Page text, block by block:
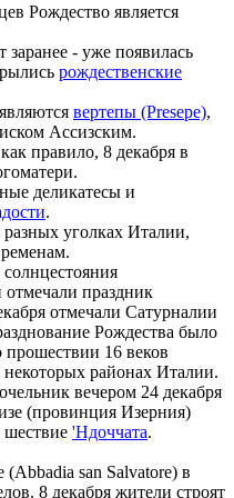
Рождество является
заранее - уже появилась
рождественские
вертепы (Presepe),
Ассизским.
правило, 8 декабря в
деликатесы и
.
уголках Италии,
праздник
отмечали Сатурналии
Рождества было
прошествии 16 веков
районах Италии.
вечером 24 декабря
(провинция Изерния)
шествие 'Ндоччата.
san Salvatore) в
8 декабря жители строят